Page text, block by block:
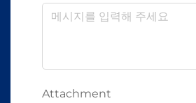
Attachment